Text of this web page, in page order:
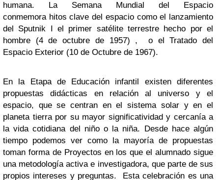
humana. La Semana Mundial del Espacio
conmemorahitos clave del espacio como el lanzamiento
del Sputnik I el primer satélite terrestre hecho por el
hombre (4 de octubre de 1957) , o el Tratado del
Espacio Exterior (10 de Octubre de 1967).
En la Etapa de Educación infantil existen diferentes
propuestas didácticas en relación al universo y el
espacio, que se centran en el sistema solar y en el
planeta tierra por su mayor significatividad y cercanía a
la vida cotidiana del niño o la niña. Desde hace algún
tiempo podemos ver como la mayoría de propuestas
toman forma de Proyectos en los que el alumnado sigue
una metodología activa e investigadora, que parte de sus
propios intereses y preguntas. Esta celebración es una